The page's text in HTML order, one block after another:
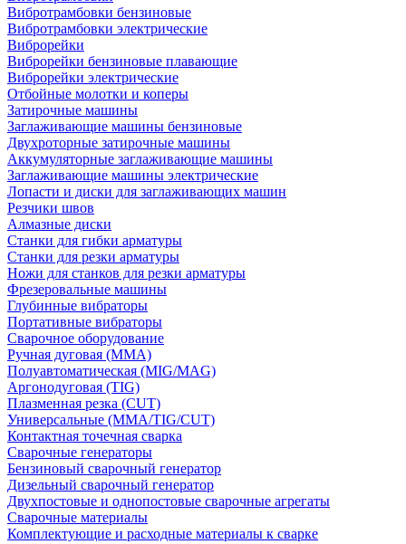
Вибротрамбовки бензиновые
Вибротрамбовки электрические
Виброрейки
Виброрейки бензиновые плавающие
Виброрейки электрические
Отбойные молотки и коперы
Затирочные машины
Заглаживающие машины бензиновые
Двухроторные затирочные машины
Аккумуляторные заглаживающие машины
Заглаживающие машины электрические
Лопасти и диски для заглаживающих машин
Резчики швов
Алмазные диски
Станки для гибки арматуры
Станки для резки арматуры
Ножи для станков для резки арматуры
Фрезеровальные машины
Глубинные вибраторы
Портативные вибраторы
Сварочное оборудование
Ручная дуговая (MMA)
Полуавтоматическая (MIG/MAG)
Аргонодуговая (TIG)
Плазменная резка (CUT)
Универсальные (MMA/TIG/CUT)
Контактная точечная сварка
Сварочные генераторы
Бензиновый сварочный генератор
Дизельный сварочный генератор
Двухпостовые и однопостовые сварочные агрегаты
Сварочные материалы
Комплектующие и расходные материалы к сварке